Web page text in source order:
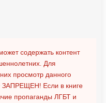
содержать контент
Для
просмотр данного
ЗАПРЕЩЕН! Если в книге
пропаганды ЛГБТ и